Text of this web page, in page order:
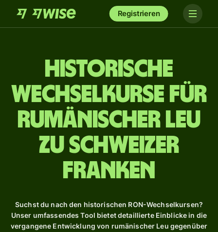
Registrieren
Historische
Wechselkurse für
rumänischer Leu
zu Schweizer
Franken
Suchst du nach den historischen RON-Wechselkursen?
Unser umfassendes Tool bietet detaillierte Einblicke in die
vergangene Entwicklung von rumänischer Leu gegenüber